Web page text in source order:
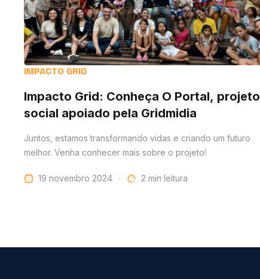
IMPACTO GRID
Impacto Grid: Conheça O Portal, projeto
social apoiado pela Gridmidia
Juntos, estamos transformando vidas e criando um futuro
melhor. Venha conhecer mais sobre o projeto!
19 novembro 2024 leitura